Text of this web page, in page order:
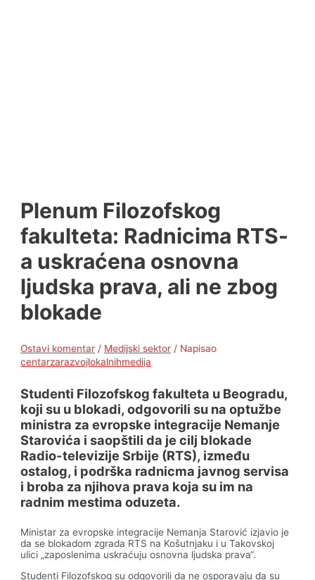
Plenum Filozofskog
fakulteta: Radnicima RTS-
a uskraćena osnovna
ljudska prava, ali ne zbog
blokade
Ostavi komentar / Medijski sektor / Napisao
centarzarazvojlokalnihmedija
Studenti Filozofskog fakulteta u Beogradu,
koji su u blokadi, odgovorili su na optužbe
ministra za evropske integracije Nemanje
Starovića i saopštili da je cilj blokade
Radio-televizije Srbije (RTS), između
ostalog, i podrška radnicma javnog servisa
i broba za njihova prava koja su im na
radnim mestima oduzeta.
Ministar za evropske integracije Nemanja Starović izjavio je
da se blokadom zgrada RTS na Košutnjaku i u Takovskoj
ulici „zaposlenima uskraćuju osnovna ljudska prava“.
Studenti Filozofskog su odgovorili da ne osporavaju da su